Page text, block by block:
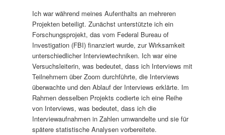
Ich war während meines Aufenthalts an mehreren
Projekten beteiligt. Zunächst unterstützte ich ein
Forschungsprojekt, das vom Federal Bureau of
Investigation (FBI) finanziert wurde, zur Wirksamkeit
unterschiedlicher Interviewtechniken. Ich war eine
Versuchsleiterin, was bedeutet, dass ich Interviews mit
Teilnehmern über Zoom durchführte, die Interviews
überwachte und den Ablauf der Interviews erklärte. Im
Rahmen desselben Projekts codierte ich eine Reihe
von Interviews, was bedeutet, dass ich die
Interviewaufnahmen in Zahlen umwandelte und sie für
spätere statistische Analysen vorbereitete.